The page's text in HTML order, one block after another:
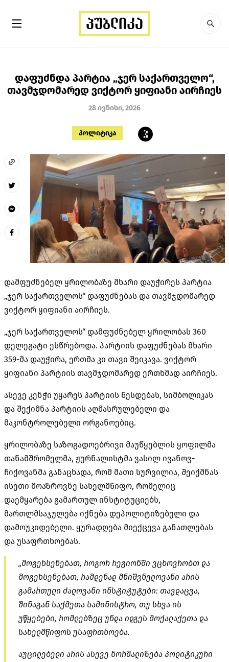
დაფუძნდა პარტია „ჯერ საქართველო“,
თავმჯდომარედ ვიქტორ ყიფიანი აირჩიეს
28 ივნისი, 2026
პოლიტიკა
დამფუძნებელ ყრილობაზე მხარი დაუჭირეს პარტია
„ჯერ საქართველოს“ დაფუძნებას და თავმჯდომარედ
ვიქტორ ყიფიანი აირჩიეს.
„ჯერ საქართველოს“ დამფუძნებელ ყრილობას 360
დელეგატი ესწრებოდა. პარტიის დაფუძნებას მხარი
359-მა დაუჭირა, ერთმა კი თავი შეიკავა. ვიქტორ
ყიფიანი პარტიის თავმჯდომარედ ერთხმად აირჩიეს.
ასევე კენჭი უყარეს პარტიის წესდებას, სიმბოლიკას
და შექიმნა პარტიის აღმასრულებელი და
მაკონტროლებელი ორგანოებიც.
ყრილობაზე საზოგადოებრივი მაუწყებლის ყოფილმა
თანამშრომელმა, ჟურნალისტმა ვასილ ივანოვ-
ჩიქოვანმა განაცხადა, რომ მათი სურვილია, შეიქმნას
ისეთი მოაზროვნე სახელმწიფო, რომელიც
დაემყარება გამართულ ინსტიტუციებს,
მართლმსაჯულება იქნება დეპოლიტიზებული და
დამოუკიდებელი. ყურადღება მიექცევა განათლებას
და უსაფრთხოებას.
„მოგეხსენებათ, როგორ რეგიონში ვცხოვრობთ და
მოგეხსენებათ, რამდენად მნიშვნელოვანი არის
გამართული ძალოვანი ინსტიტუტები: თავდაცვა,
შინაგან საქმეთა სამინისტრო, თუ სხვა ის
უწყებები, რომლებზეც უნდა იდგეს მოქალაქეთა და
სახელმწიფოს უსაფრთხოება.
აუცილებელი არის ასევე ნორმალიზება პოლიტიკური